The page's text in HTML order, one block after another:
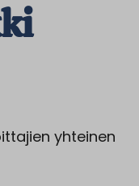
yhteinen